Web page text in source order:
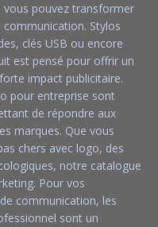
vous pouvez transformer
Stylos
clés USB ou encore
est pensé pour offrir un
impact publicitaire.
pour entreprise sont
de répondre aux
marques. Que vous
chers avec logo, des
notre catalogue
Pour vos
communication, les
sont un